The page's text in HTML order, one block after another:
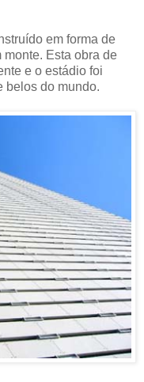
em forma de
monte. Esta obra de
e o estádio foi
belos do mundo.